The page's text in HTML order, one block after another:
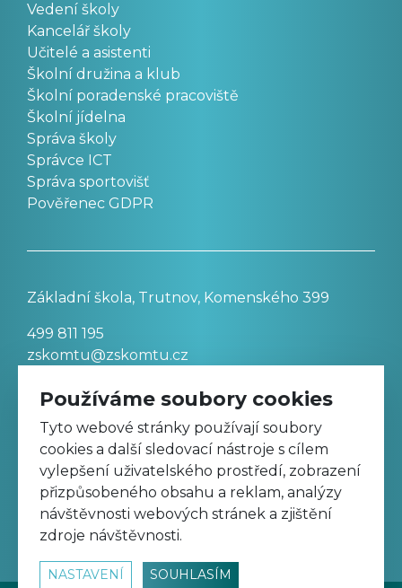
Vedení školy
Kancelář školy
Učitelé a asistenti
Školní družina a klub
Školní poradenské pracoviště
Školní jídelna
Správa školy
Správce ICT
Správa sportovišť
Pověřenec GDPR
Základní škola, Trutnov, Komenského 399
499 811 195
zskomtu@zskomtu.cz
Prohlášení o přístupnosti stránek
Nastavení cookies
Sledujte nás na Facebooku
Používáme soubory cookies
Tyto webové stránky používají soubory
cookies a další sledovací nástroje s cílem
vylepšení uživatelského prostředí, zobrazení
přizpůsobeného obsahu a reklam, analýzy
návštěvnosti webových stránek a zjištění
zdroje návštěvnosti.
NASTAVENÍ SOUHLASÍM